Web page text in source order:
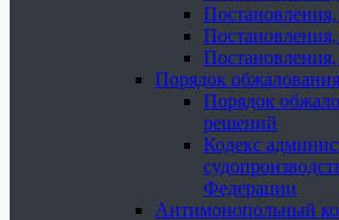
Порядок
Порядок
решений
Кодекс
Федерации
Антимонопольный